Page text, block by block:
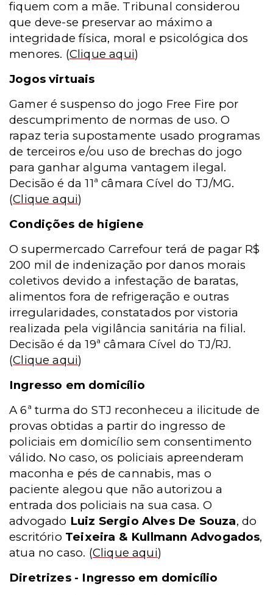
fiquem com a mãe. Tribunal considerou
que deve-se preservar ao máximo a
integridade física, moral e psicológica dos
menores. (Clique aqui)
Jogos virtuais
Gamer é suspenso do jogo Free Fire por
descumprimento de normas de uso. O
rapaz teria supostamente usado programas
de terceiros e/ou uso de brechas do jogo
para ganhar alguma vantagem ilegal.
Decisão é da 11ª câmara Cível do TJ/MG.
(Clique aqui)
Condições de higiene
O supermercado Carrefour terá de pagar R$
200 mil de indenização por danos morais
coletivos devido a infestação de baratas,
alimentos fora de refrigeração e outras
irregularidades, constatados por vistoria
realizada pela vigilância sanitária na filial.
Decisão é da 19ª câmara Cível do TJ/RJ.
(Clique aqui)
Ingresso em domicílio
A 6ª turma do STJ reconheceu a ilicitude de
provas obtidas a partir do ingresso de
policiais em domicílio sem consentimento
válido. No caso, os policiais apreenderam
maconha e pés de cannabis, mas o
paciente alegou que não autorizou a
entrada dos policiais na sua casa. O
advogado Luiz Sergio Alves De Souza, do
escritório Teixeira & Kullmann Advogados,
atua no caso. (Clique aqui)
Diretrizes - Ingresso em domicílio